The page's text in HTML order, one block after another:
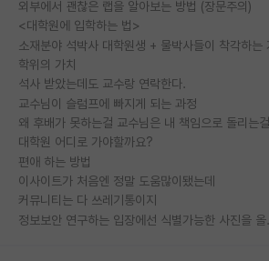
외부에서 괜찮은 랩을 알아보는 방법 (장문주의)
<대학원에 입학하는 법>
소재분야 석박사 대학원생 + 물박사들이 착각하는
학위의 가치
석사 받았는데도 교수랑 연락한다.
교수님이 슬럼프에 빠지게 되는 과정
대학원 어디로 가야할까요?
편애 하는 방법
이사이트가 처음엔 정말 도움많이됐는데
커뮤니티는 다 쓰레기통이지
정보보